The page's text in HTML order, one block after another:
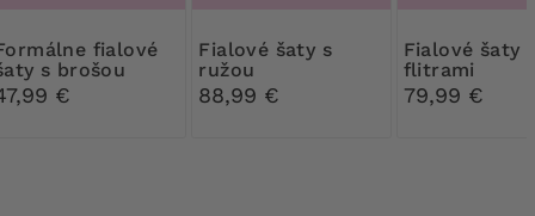
s brošou
€
Fialové šaty s
ružou
88,99 €
Fialové šaty s
flitrami
79,99 €